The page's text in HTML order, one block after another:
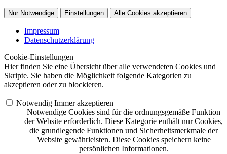
Nur Notwendige Einstellungen Alle Cookies akzeptieren
Impressum
Datenschutzerklärung
Cookie-Einstellungen
Hier finden Sie eine Übersicht über alle verwendeten Cookies und
Skripte. Sie haben die Möglichkeit folgende Kategorien zu
akzeptieren oder zu blockieren.
Notwendig Immer akzeptieren
Notwendige Cookies sind für die ordnungsgemäße Funktion
der Website erforderlich. Diese Kategorie enthält nur Cookies,
die grundlegende Funktionen und Sicherheitsmerkmale der
Website gewährleisten. Diese Cookies speichern keine
persönlichen Informationen.